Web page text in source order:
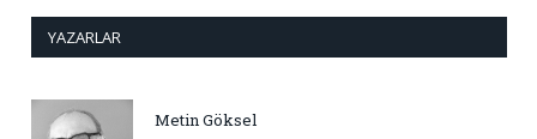
YAZARLAR
Metin Göksel